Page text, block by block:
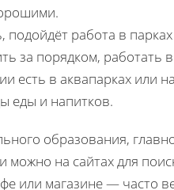
подойдёт работа в
за порядком, работать
есть в аквапарках или
еды и напитков.
образования,
на сайтах для
или магазине — часто